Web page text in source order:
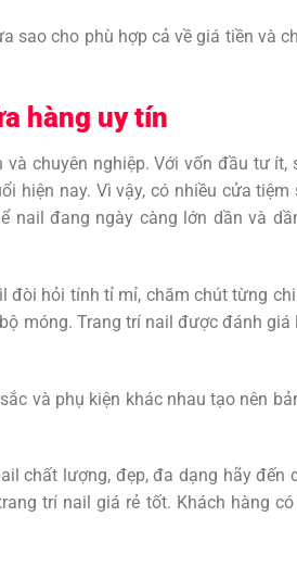
sao cho phù hợp cả về giá tiền và
hàng uy tín
chuyên nghiệp. Với vốn đầu tư ít,
hiện nay. Vì vậy, có nhiều cửa
nail đang ngày càng lớn dần và
đòi hỏi tính tỉ mỉ, chăm chút từng
móng. Trang trí nail được đánh giá
và phụ kiện khác nhau tạo nên
chất lượng, đẹp, đa dạng hãy đến
trí nail giá rẻ tốt. Khách hàng